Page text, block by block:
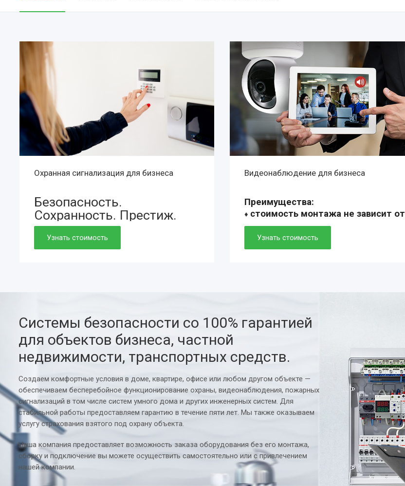
Охранная сигнализация для бизнеса
Безопасность.
Сохранность. Престиж.
Просто. Быстро. Доступно.
Нужно. Обязательно.
Если работаете вдолгую.
Узнать стоимость
Видеонаблюдение для бизнеса
Преимущества:
♦ стоимость монтажа не зависит от
сложности установки
♦ профессиональное оборудование с
гарантией 1-10 лет
комплектации: готовые и
Узнать стоимость
Системы безопасности со 100% гарантией
для объектов бизнеса, частной
недвижимости, транспортных средств.
Создаем комфортные условия в доме, квартире, офисе или любом другом объекте —
обеспечиваем бесперебойное функционирование охраны, видеонаблюдения, пожарных
сигнализаций в том числе систем умного дома и других инженерных систем. Для
стабильной работы предоставляем гарантию в течение пяти лет. Мы также оказываем
услугу страхования взятого под охрану объекта.
Наша компания предоставляет возможность заказа оборудования без его монтажа,
сборку и подключение вы можете осуществить самостоятельно или с привлечением
нашей компании.